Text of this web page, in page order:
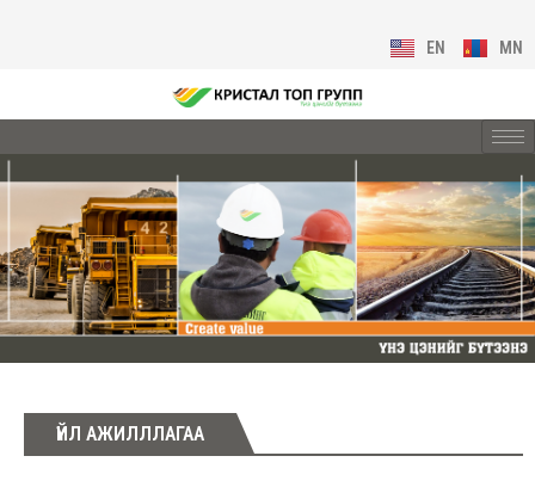
EN MN
ҮЙЛ АЖИЛЛЛАГАА